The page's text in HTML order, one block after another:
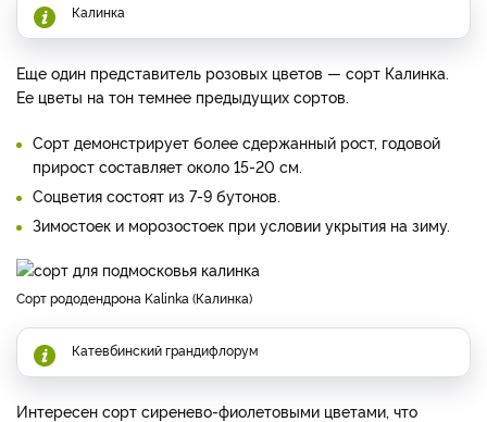
Калинка
Еще один представитель розовых цветов — сорт Калинка.
Ее цветы на тон темнее предыдущих сортов.
Сорт демонстрирует более сдержанный рост, годовой
прирост составляет около 15-20 см.
Соцветия состоят из 7-9 бутонов.
Зимостоек и морозостоек при условии укрытия на зиму.
Сорт рододендрона Kalinka (Калинка)
Катевбинский грандифлорум
Интересен сорт сиренево-фиолетовыми цветами, что